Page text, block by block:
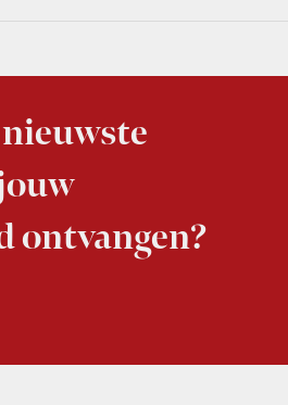
ontvangen?